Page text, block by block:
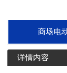
商场电
详情内容